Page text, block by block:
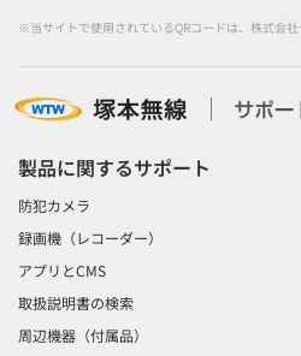
※当サイトで使用されているQRコードは、株式会社
製品に関するサポート
防犯カメラ
録画機（レコーダー）
アプリとCMS
取扱説明書の検索
周辺機器（付属品）